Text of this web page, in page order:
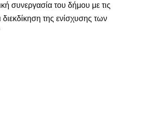
συνεργασία του δήμου με τις
διεκδίκηση της ενίσχυσης των